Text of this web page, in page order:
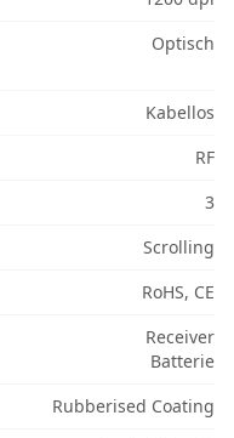
Optisch
Kabellos
RF
3
Scrolling
RoHS, CE
Receiver
Batterie
Rubberised Coating